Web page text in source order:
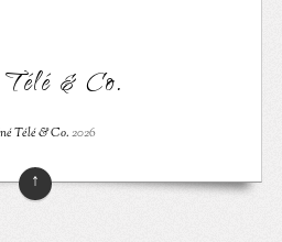
& Co.
Télé & Co.2026
↑